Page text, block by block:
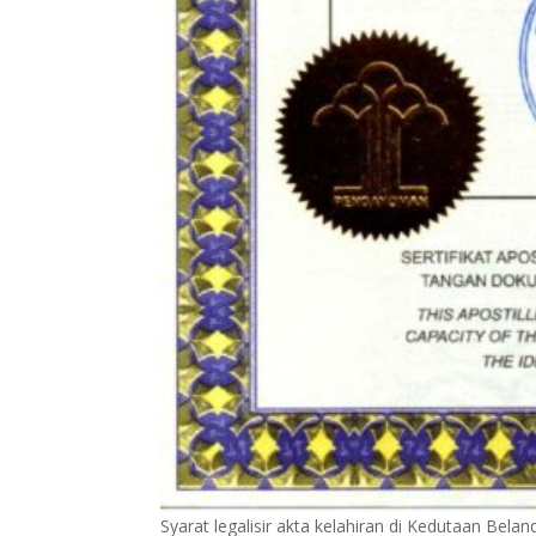
Syarat legalisir akta kelahiran di Kedutaan